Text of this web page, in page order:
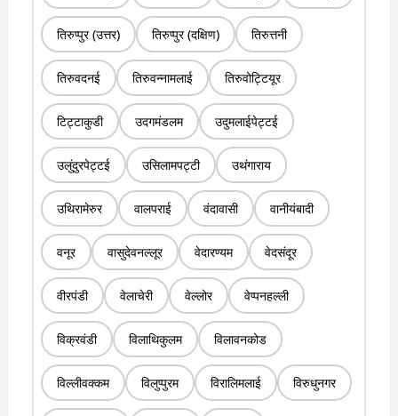
तिरुप्पुर (उत्तर) तिरुप्पुर (दक्षिण) तिरुत्तनी
तिरुवदनई तिरुवन्नामलाई तिरुवोट्टियूर
टिट्टाकुडी उदगमंडलम उदुमलाईपेट्टई
उलुंदुरपेट्टई उसिलामपट्टी उथंगाराय
उथिरामेरुर वालपराई वंदावासी वानीयंबादी
वनूर वासुदेवनल्लूर वेदारण्यम वेदसंदूर
वीरपंडी वेलाचेरी वेल्लोर वेप्पनहल्ली
विक्रवंडी विलाथिकुलम विलावनकोड
विल्लीवक्कम विलुप्पुरम विरालिमलाई विरुधुनगर